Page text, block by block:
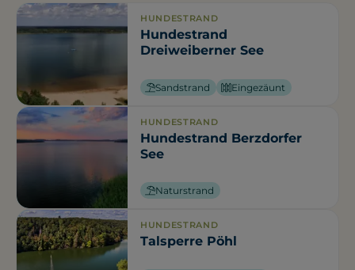
HUNDESTRAND
Hundestrand
Dreiweiberner See
Sandstrand Eingezäunt
HUNDESTRAND
Hundestrand Berzdorfer
See
Naturstrand
HUNDESTRAND
Talsperre Pöhl